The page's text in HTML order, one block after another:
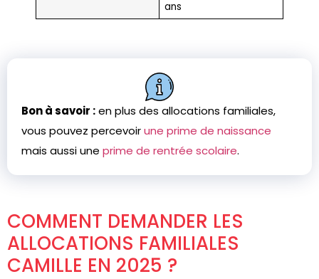
ans
Bon à savoir :en plus des allocations familiales,
vous pouvez percevoirune prime de naissance
mais aussi une prime de rentrée scolaire.
COMMENT DEMANDER LES
ALLOCATIONS FAMILIALES
CAMILLE EN 2025 ?